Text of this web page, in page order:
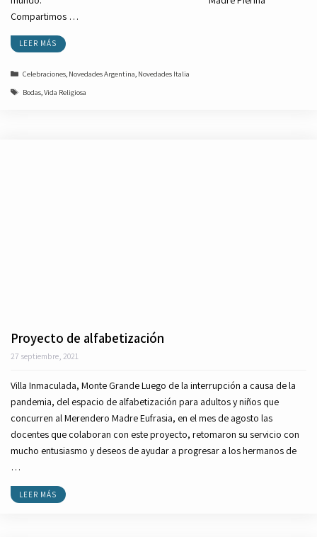
Compartimos …
LEER MÁS
Categorías
Celebraciones, Novedades Argentina, Novedades Italia
Etiquetas
Bodas,Vida Religiosa
Proyecto de alfabetización
27 septiembre, 2021
Villa Inmaculada, Monte Grande Luego de la interrupción a causa de la
pandemia, del espacio de alfabetización para adultos y niños que
concurren al Merendero Madre Eufrasia, en el mes de agosto las
docentes que colaboran con este proyecto, retomaron su servicio con
mucho entusiasmo y deseos de ayudar a progresar a los hermanos de
…
LEER MÁS